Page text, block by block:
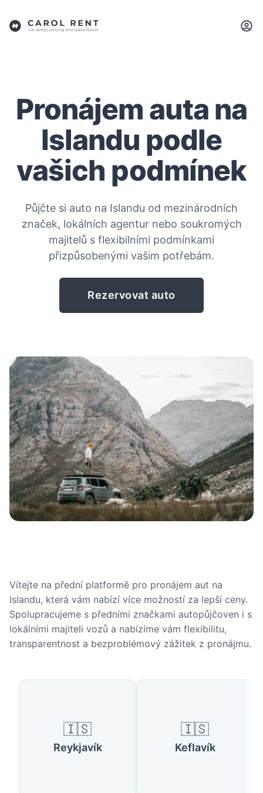
Pronájem auta na
Islandu podle
vašich podmínek
Půjčte si auto na Islandu od mezinárodních
značek, lokálních agentur nebo soukromých
majitelů s flexibilními podmínkami
přizpůsobenými vašim potřebám.
Rezervovat auto
Vítejte na přední platformě pro pronájem aut na
Islandu, která vám nabízí více možností za lepší ceny.
Spolupracujeme s předními značkami autopůjčoven i s
lokálními majiteli vozů a nabízíme vám flexibilitu,
transparentnost a bezproblémový zážitek z pronájmu.
Populární města na Islandu
🇮🇸
Reykjavík
🇮🇸
Keflavík